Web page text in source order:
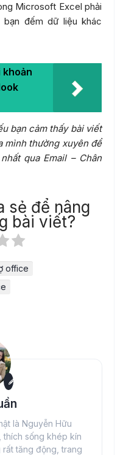
Microsoft Excel phải
bạn đếm dữ liệu khác
khoản
bạn cảm thấy bài viết
mình thường xuyên để
qua Email – Chân
sẻ để nâng
bài viết?
office
là Nguyễn Hữu
thích sống khép kín
tăng động, trang